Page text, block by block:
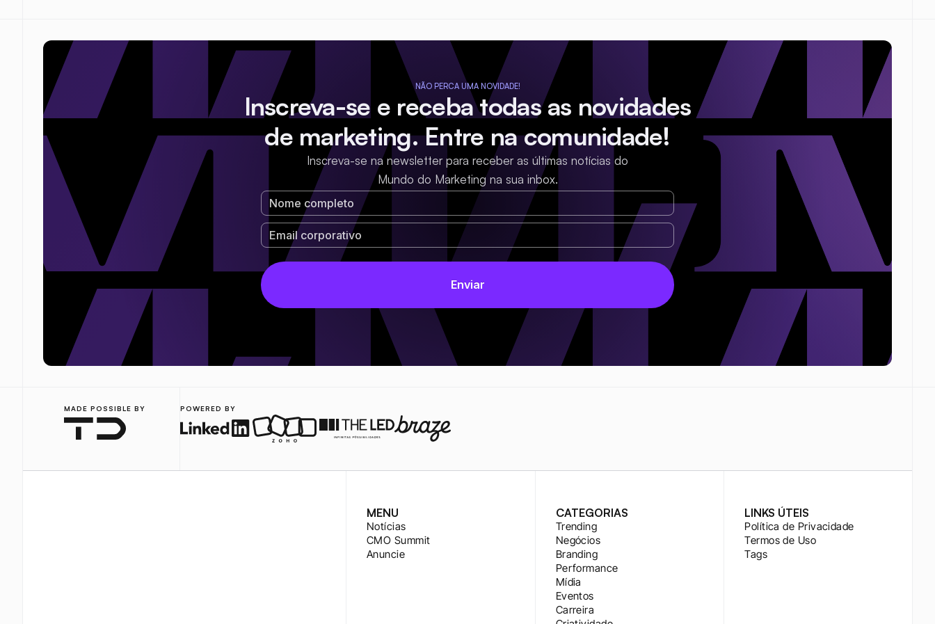
NÃO PERCA UMA NOVIDADE!
Inscreva-se e receba todas as novidades
de marketing. Entre na comunidade!
Inscreva-se na newsletter para receber as últimas notícias do
Mundo do Marketing na sua inbox.
MADE POSSIBLE BY POWERED BY
MENU
Notícias
CMO Summit
Anuncie
CATEGORIAS
Trending
Negócios
Branding
Performance
Mídia
Eventos
Carreira
LINKS ÚTEIS
Política de Privacidade
Termos de Uso
Tags